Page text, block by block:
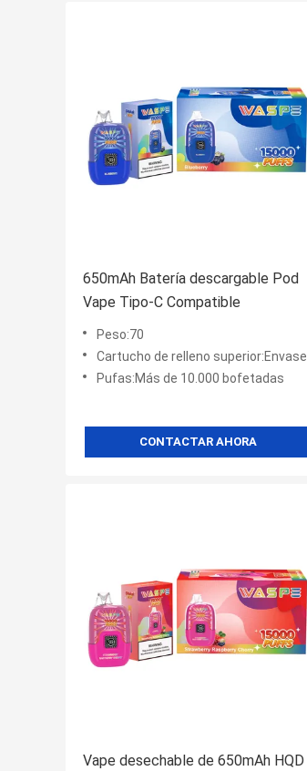
650mAh Batería descargable Pod
Vape Tipo-C Compatible
Peso:70
Cartucho de relleno superior:Envase de malla
Pufas:Más de 10.000 bofetadas
CONTACTAR AHORA
Vape desechable de 650mAh HQD